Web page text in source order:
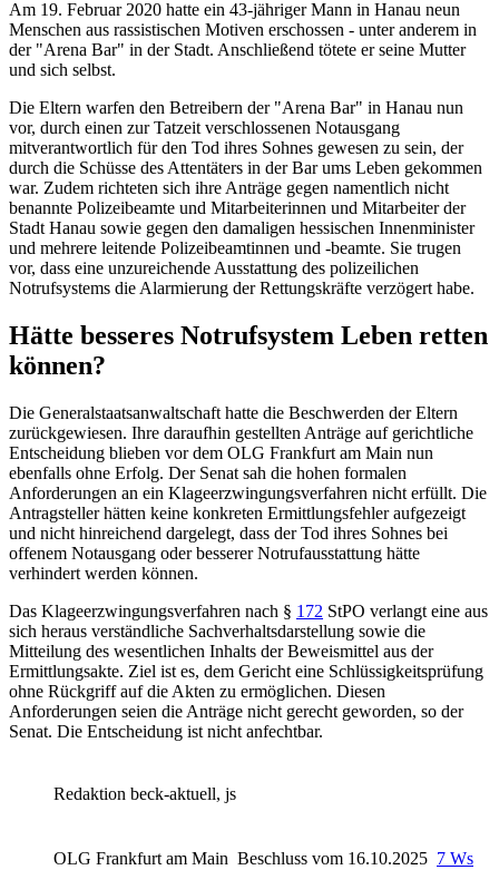
Am 19. Februar 2020 hatte ein 43-jähriger Mann in Hanau neun
Menschen aus rassistischen Motiven erschossen - unter anderem in
der "Arena Bar" in der Stadt. Anschließend tötete er seine Mutter
und sich selbst.
Die Eltern warfen den Betreibern der "Arena Bar" in Hanau nun
vor, durch einen zur Tatzeit verschlossenen Notausgang
mitverantwortlich für den Tod ihres Sohnes gewesen zu sein, der
durch die Schüsse des Attentäters in der Bar ums Leben gekommen
war. Zudem richteten sich ihre Anträge gegen namentlich nicht
benannte Polizeibeamte und Mitarbeiterinnen und Mitarbeiter der
Stadt Hanau sowie gegen den damaligen hessischen Innenminister
und mehrere leitende Polizeibeamtinnen und -beamte. Sie trugen
vor, dass eine unzureichende Ausstattung des polizeilichen
Notrufsystems die Alarmierung der Rettungskräfte verzögert habe.
Hätte besseres Notrufsystem Leben retten
können?
Die Generalstaatsanwaltschaft hatte die Beschwerden der Eltern
zurückgewiesen. Ihre daraufhin gestellten Anträge auf gerichtliche
Entscheidung blieben vor dem OLG Frankfurt am Main nun
ebenfalls ohne Erfolg. Der Senat sah die hohen formalen
Anforderungen an ein Klageerzwingungsverfahren nicht erfüllt. Die
Antragsteller hätten keine konkreten Ermittlungsfehler aufgezeigt
und nicht hinreichend dargelegt, dass der Tod ihres Sohnes bei
offenem Notausgang oder besserer Notrufausstattung hätte
verhindert werden können.
Das Klageerzwingungsverfahren nach § 172 StPO verlangt eine aus
sich heraus verständliche Sachverhaltsdarstellung sowie die
Mitteilung des wesentlichen Inhalts der Beweismittel aus der
Ermittlungsakte. Ziel ist es, dem Gericht eine Schlüssigkeitsprüfung
ohne Rückgriff auf die Akten zu ermöglichen. Diesen
Anforderungen seien die Anträge nicht gerecht geworden, so der
Senat. Die Entscheidung ist nicht anfechtbar.
Redaktion beck-aktuell, js
OLG Frankfurt am Main Beschluss vom 16.10.2025 7 Ws